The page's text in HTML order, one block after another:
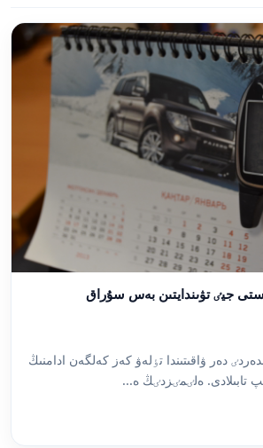
جيٸ تۋىندايتىن بەس سۇراق
دەر ۋاقىتىندا تٶلەۋ كەز كەلگەن ادامنىڭ
تابىلادى. ەلٸمٸزدٸڭ ە...